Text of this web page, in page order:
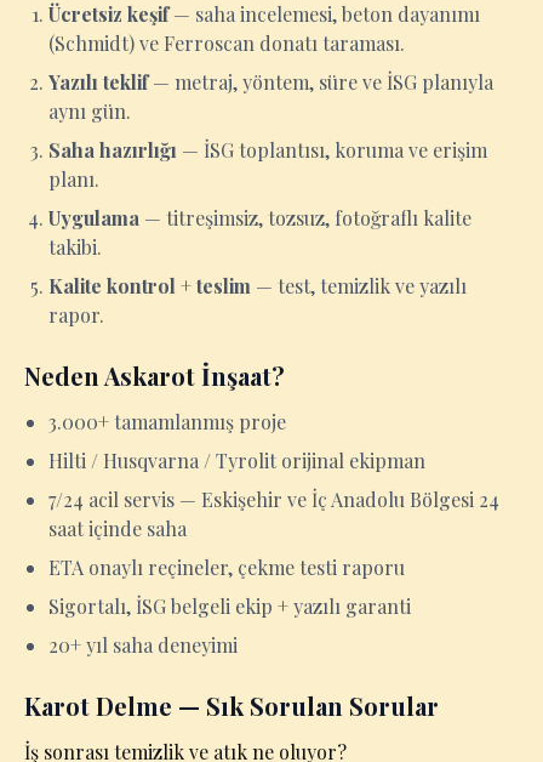
Ücretsiz keşif— saha incelemesi, beton dayanımı
(Schmidt) ve Ferroscan donatı taraması.
Yazılı teklif— metraj, yöntem, süre ve İSG planıyla
aynı gün.
Saha hazırlığı — İSG toplantısı, koruma ve erişim
planı.
Uygulama — titreşimsiz, tozsuz, fotoğraflı kalite
takibi.
Kalite kontrol + teslim — test, temizlik ve yazılı
rapor.
Neden Askarot İnşaat?
3.000+ tamamlanmış proje
Hilti / Husqvarna / Tyrolit orijinal ekipman
7/24 acil servis — Eskişehir ve İç Anadolu Bölgesi 24
saat içinde saha
ETA onaylı reçineler, çekme testi raporu
Sigortalı, İSG belgeli ekip + yazılı garanti
20+ yıl saha deneyimi
Karot Delme — Sık Sorulan Sorular
İş sonrası temizlik ve atık ne oluyor?